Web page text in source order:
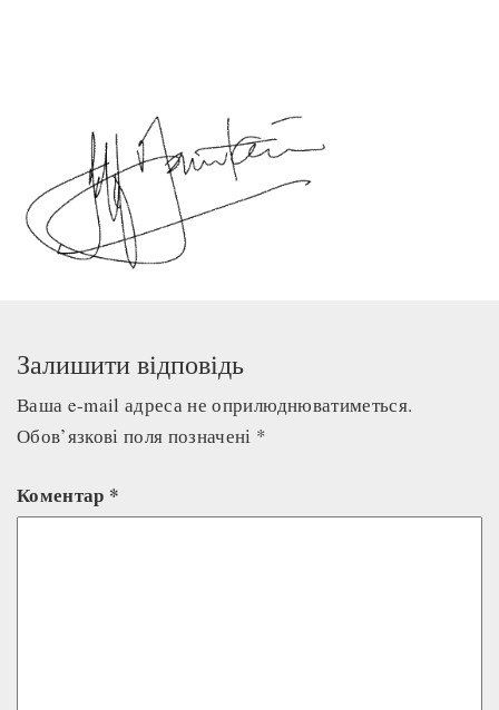
Залишити відповідь
Ваша e-mail адреса не оприлюднюватиметься.
Обов’язкові поля позначені *
Коментар *